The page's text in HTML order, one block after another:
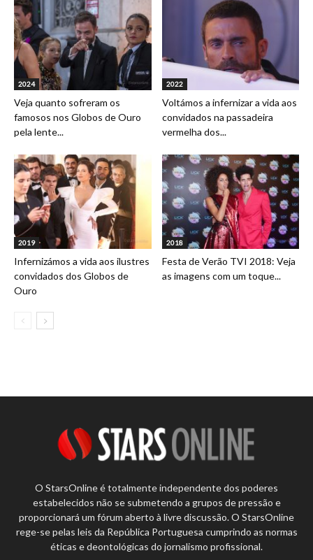
2024
Veja quanto sofreram os
famosos nos Globos de Ouro
pela lente...
2022
Voltámos a infernizar a vida aos
convidados na passadeira
vermelha dos...
2019
Infernizámos a vida aos ilustres
convidados dos Globos de
Ouro
2018
Festa de Verão TVI 2018: Veja
as imagens com um toque...
O StarsOnline é totalmente independente dos poderes
estabelecidos não se submetendo a grupos de pressão e
proporcionará um fórum aberto à livre discussão. O StarsOnline
rege-se pelas leis da República Portuguesa cumprindo as normas
éticas e deontológicas do jornalismo profissional.